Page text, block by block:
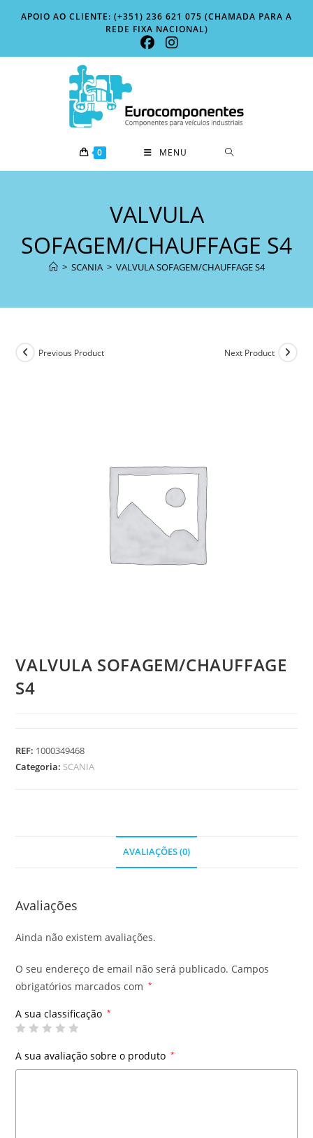
APOIO AO CLIENTE: (+351) 236 621 075 (CHAMADA PARA A
REDE FIXA NACIONAL)
0 MENU
VALVULA
SOFAGEM/CHAUFFAGE S4
> SCANIA > VALVULA SOFAGEM/CHAUFFAGE S4
Previous Product Next Product
VALVULA SOFAGEM/CHAUFFAGE
S4
REF: 1000349468
Categoria: SCANIA
AVALIAÇÕES (0)
Avaliações
Ainda não existem avaliações.
O seu endereço de email não será publicado. Campos
obrigatórios marcados com
*
A sua classificação *
A sua avaliação sobre o produto *